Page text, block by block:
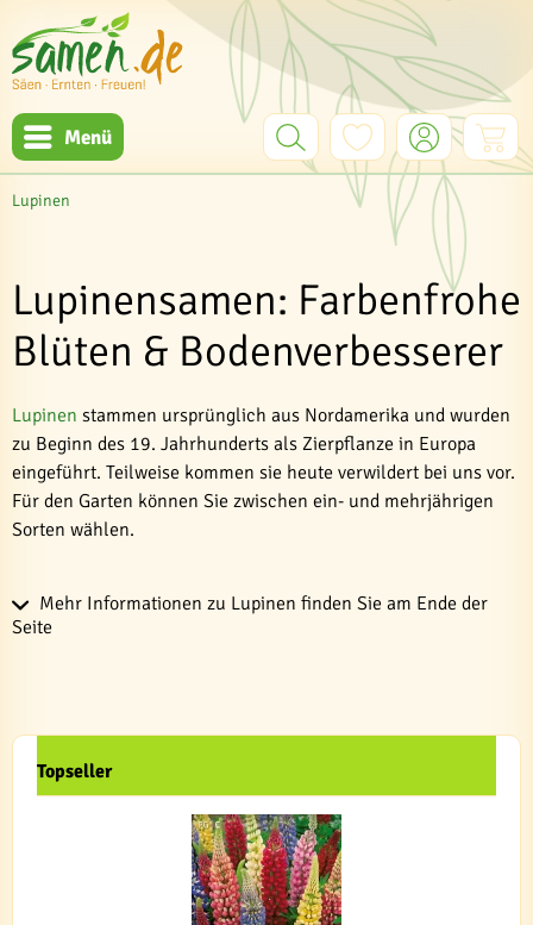
Menü
Lupinen
Lupinensamen: Farbenfrohe
Blüten & Bodenverbesserer
Lupinen stammen ursprünglich aus Nordamerika und wurden
zu Beginn des 19. Jahrhunderts als Zierpflanze in Europa
eingeführt. Teilweise kommen sie heute verwildert bei uns vor.
Für den Garten können Sie zwischen ein- und mehrjährigen
Sorten wählen.
Mehr Informationen zu Lupinen finden Sie am Ende der
Seite
Topseller